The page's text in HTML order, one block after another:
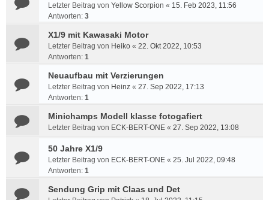
Letzter Beitrag von Yellow Scorpion « 15. Feb 2023, 11:56
Antworten: 3
X1/9 mit Kawasaki Motor
Letzter Beitrag von Heiko « 22. Okt 2022, 10:53
Antworten: 1
Neuaufbau mit Verzierungen
Letzter Beitrag von Heinz « 27. Sep 2022, 17:13
Antworten: 1
Minichamps Modell klasse fotogafiert
Letzter Beitrag von ECK-BERT-ONE « 27. Sep 2022, 13:08
50 Jahre X1/9
Letzter Beitrag von ECK-BERT-ONE « 25. Jul 2022, 09:48
Antworten: 1
Sendung Grip mit Claas und Det